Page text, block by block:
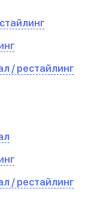
/ рестайлинг
/ рестайлинг